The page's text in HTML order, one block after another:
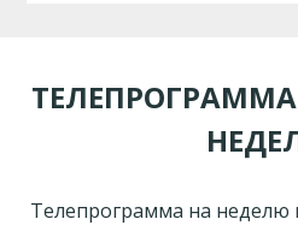
Телепрограмма на